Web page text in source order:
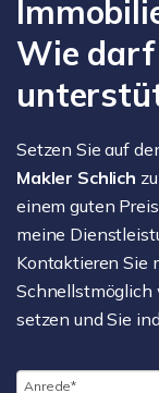
Wie darf
Setzen Sie auf
Makler Schlich
einem guten
meine
Kontaktieren Sie
Schnellstmöglich
setzen und Sie